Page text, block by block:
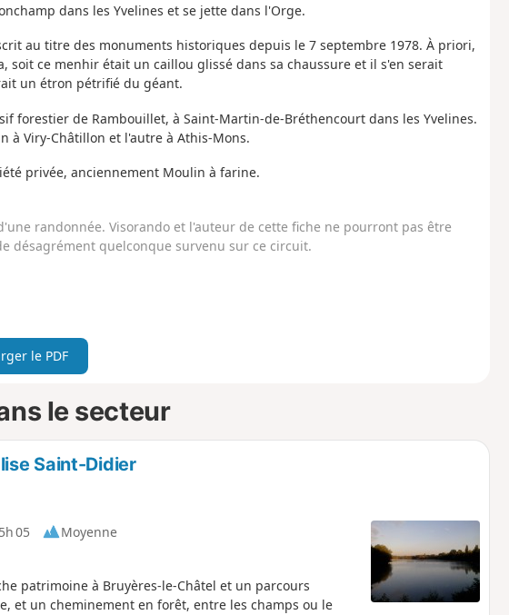
dans les Yvelines et se jette dans l'Orge.
au titre des monuments historiques depuis le 7 septembre 1978. À priori,
soit ce menhir était un caillou glissé dans sa chaussure et il s'en serait
un étron pétrifié du géant.
forestier de Rambouillet, à Saint-Martin-de-Bréthencourt dans les Yvelines.
à Viry-Châtillon et l'autre à Athis-Mons.
privée, anciennement Moulin à farine.
randonnée. Visorando et l'auteur de cette fiche ne pourront pas être
désagrément quelconque survenu sur ce circuit.
le PDF
le secteur
Saint-Didier
5h 05
Moyenne
patrimoine à Bruyères-le-Châtel et un parcours
et un cheminement en forêt, entre les champs ou le